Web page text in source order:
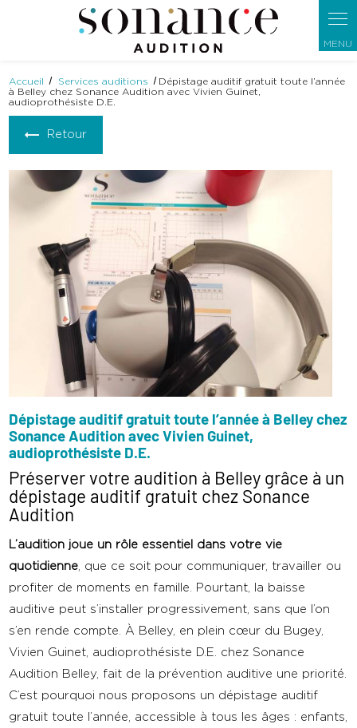
Accueil Services auditions
Dépistage auditif gratuit toute l’année
à Belley chez Sonance Audition avec Vivien Guinet,
audioprothésiste D.E.
Retour
Dépistage auditif gratuit toute l’année à Belley chez
Sonance Audition avec Vivien Guinet,
audioprothésiste D.E.
Préserver votre audition à Belley grâce à un
dépistage auditif gratuit chez Sonance
Audition
L’audition joue un rôle essentiel dans votre vie
quotidienne, que ce soit pour communiquer, travailler ou
profiter de moments en famille. Pourtant, la baisse
auditive peut s’installer progressivement, sans que l’on
s’en rende compte. À Belley, en plein cœur du Bugey,
Vivien Guinet, audioprothésiste D.E. chez Sonance
Audition Belley, fait de la prévention auditive une priorité.
C’est pourquoi nous proposons un dépistage auditif
gratuit toute l’année, accessible à tous les âges : enfants,
Panneau de gestion des cookies